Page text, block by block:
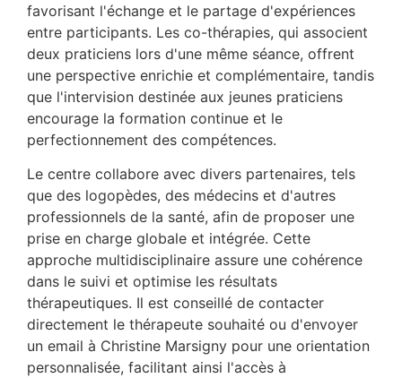
favorisant l'échange et le partage d'expériences
entre participants. Les co-thérapies, qui associent
deux praticiens lors d'une même séance, offrent
une perspective enrichie et complémentaire, tandis
que l'intervision destinée aux jeunes praticiens
encourage la formation continue et le
perfectionnement des compétences.
Le centre collabore avec divers partenaires, tels
que des logopèdes, des médecins et d'autres
professionnels de la santé, afin de proposer une
prise en charge globale et intégrée. Cette
approche multidisciplinaire assure une cohérence
dans le suivi et optimise les résultats
thérapeutiques. Il est conseillé de contacter
directement le thérapeute souhaité ou d'envoyer
un email à Christine Marsigny pour une orientation
personnalisée, facilitant ainsi l'accès à